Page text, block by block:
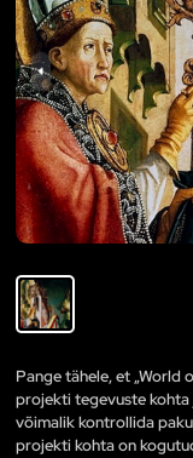
Pange tähele, et „World
projekti tegevuste kohta
võimalik kontrollida
projekti kohta on